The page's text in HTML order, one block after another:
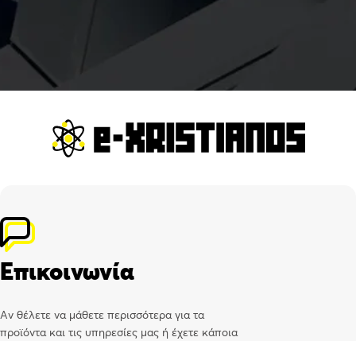
Επικοινωνία
Αν θέλετε να μάθετε περισσότερα για τα
προϊόντα και τις υπηρεσίες μας ή έχετε κάποια